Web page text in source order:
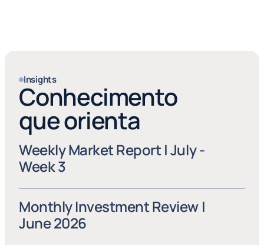
Insights
Conhecimento
que orienta
Weekly Market Report | July -
Week 3
Monthly Investment Review |
June 2026